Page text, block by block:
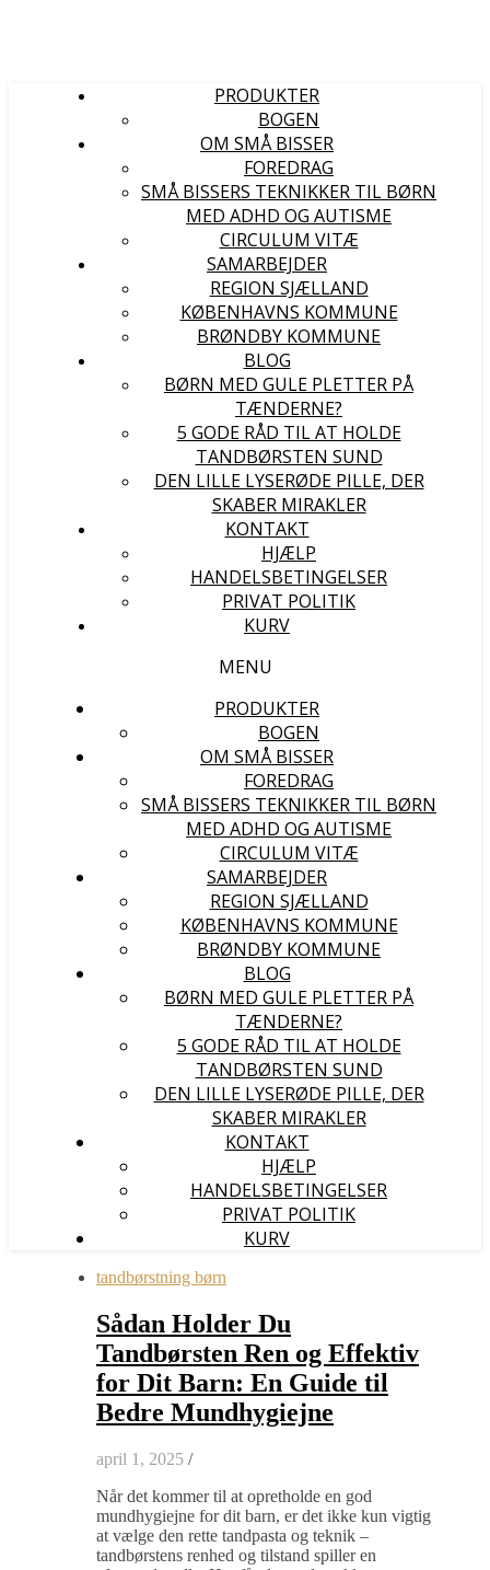
PRODUKTER
BOGEN
OM SMÅ BISSER
FOREDRAG
SMÅ BISSERS TEKNIKKER TIL BØRN
MED ADHD OG AUTISME
CIRCULUM VITÆ
SAMARBEJDER
REGION SJÆLLAND
KØBENHAVNS KOMMUNE
BRØNDBY KOMMUNE
BLOG
BØRN MED GULE PLETTER PÅ
TÆNDERNE?
5 GODE RÅD TIL AT HOLDE
TANDBØRSTEN SUND
DEN LILLE LYSERØDE PILLE, DER
SKABER MIRAKLER
KONTAKT
HJÆLP
HANDELSBETINGELSER
PRIVAT POLITIK
KURV
MENU
PRODUKTER
BOGEN
OM SMÅ BISSER
FOREDRAG
SMÅ BISSERS TEKNIKKER TIL BØRN
MED ADHD OG AUTISME
CIRCULUM VITÆ
SAMARBEJDER
REGION SJÆLLAND
KØBENHAVNS KOMMUNE
BRØNDBY KOMMUNE
BLOG
BØRN MED GULE PLETTER PÅ
TÆNDERNE?
5 GODE RÅD TIL AT HOLDE
TANDBØRSTEN SUND
DEN LILLE LYSERØDE PILLE, DER
SKABER MIRAKLER
KONTAKT
HJÆLP
HANDELSBETINGELSER
PRIVAT POLITIK
KURV
tandbørstning børn
Sådan Holder Du
Tandbørsten Ren og Effektiv
for Dit Barn: En Guide til
Bedre Mundhygiejne
april 1, 2025 /
Når det kommer til at opretholde en god
mundhygiejne for dit barn, er det ikke kun vigtig
at vælge den rette tandpasta og teknik –
tandbørstens renhed og tilstand spiller en